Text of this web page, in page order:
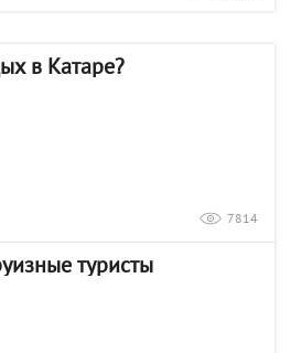
в Катаре?
7814
туристы